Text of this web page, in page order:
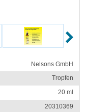
Nelsons GmbH
Tropfen
20ml
20310369